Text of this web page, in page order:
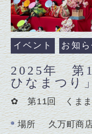
イベント お知ら
2025年 第
ひなまつり
✿ 第11回 くま
場所
久万町商